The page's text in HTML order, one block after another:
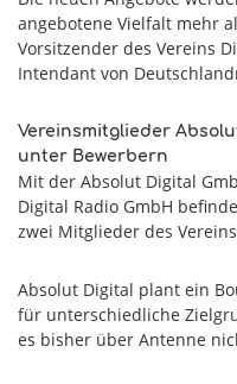
angebotene Vielfalt mehr
Vorsitzender des Vereins
Intendant von
Vereinsmitglieder
unter Bewerbern
Mit der Absolut Digital
Digital Radio GmbH
zwei Mitglieder des
Absolut Digital plant ein
für unterschiedliche
es bisher über Antenne